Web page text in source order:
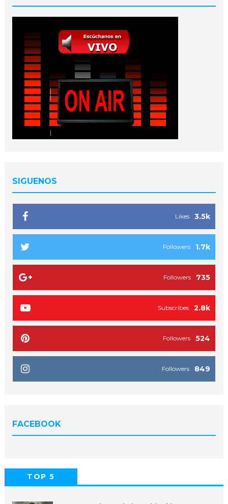
SIGUENOS
3.5k
Likes
1.7k
Followers
735
Followers
2.8k
Subscribes
524
Followers
849
Followers
FACEBOOK
TOP 5